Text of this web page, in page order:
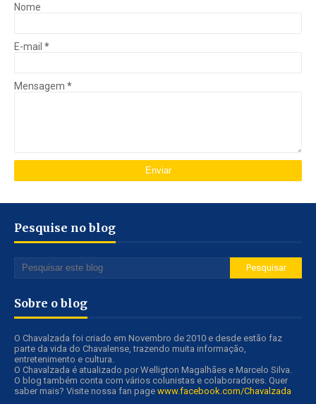
Nome
E-mail *
Mensagem *
Pesquise no blog
Sobre o blog
O Chavalzada foi criado em Novembro de 2010 e desde estão faz
parte da vida do Chavalense, trazendo muita informação,
entretenimento e cultura.
O Chavalzada é atualizado por Welligton Magalhães e Marcelo Silva.
O blog também conta com vários colunistas e colaboradores. Quer
saber mais? Visite nossa fan page www.facebook.com/Chavalzada